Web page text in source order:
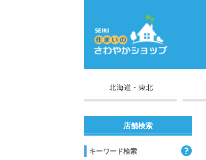
店舗検索
キーワード検索